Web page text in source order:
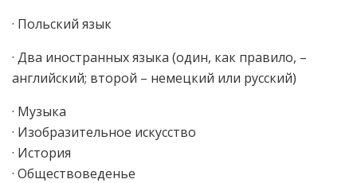
· Польский язык
· Два иностранных языка (один, как правило, –
английский; второй – немецкий или русский)
· Музыка
· Изобразительное искусство
· История
· Обществоведенье